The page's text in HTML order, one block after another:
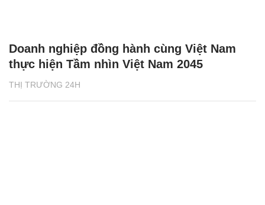
THỊ TRƯỜNG 24H
Doanh nghiệp đồng hành cùng Việt Nam
thực hiện Tầm nhìn Việt Nam 2045